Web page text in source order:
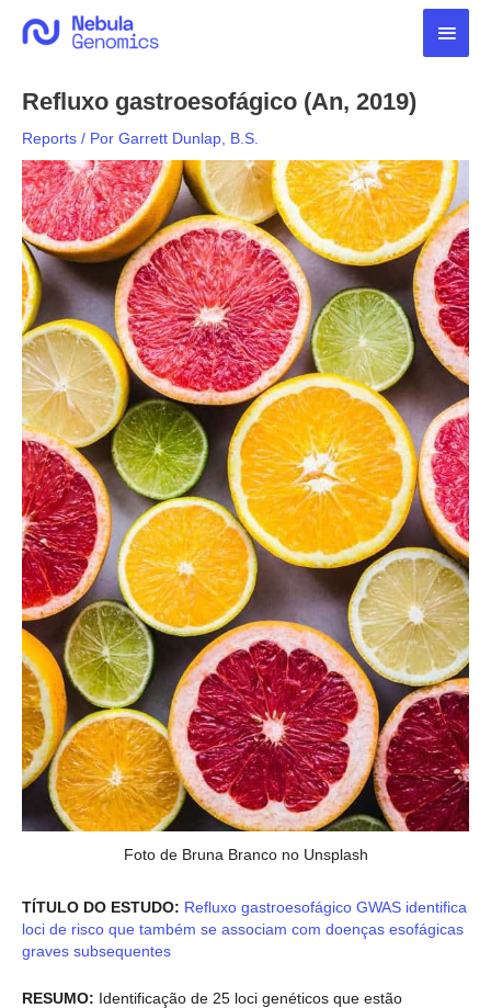
para
Refluxo gastroesofágico (An, 2019)
Reports / Por Garrett Dunlap, B.S.
Foto de Bruna Branco no Unsplash
TÍTULO DO ESTUDO: Refluxo gastroesofágico GWAS identifica
loci de risco que também se associam com doenças esofágicas
graves subsequentes
RESUMO: Identificação de 25 loci genéticos que estão